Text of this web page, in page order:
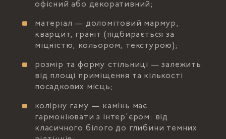
офісний або декоративний;
матеріал — доломітовий мармур,
кварцит, граніт (підбирається за
міцністю, кольором, текстурою);
розмір та форму стільниці — залежить
від площі приміщення та кількості
посадкових місць;
колірну гаму — камінь має
гармоніювати з інтер'єром: від
класичного білого до глибини темних